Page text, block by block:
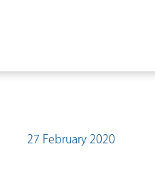
27 February 2020